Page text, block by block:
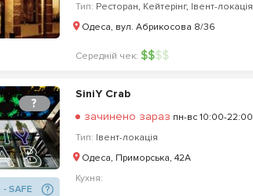
Тип: Ресторан, Кейтерінг, Івент-локація
Одеса, вул. Абрикосова 8/36
Середній чек: $$$$
?
SAFE
SiniY Crab
зачинено зараз пн-вс 10:00-22:00
Тип: Івент-локація
Одеса, Приморська, 42А
Кухня: